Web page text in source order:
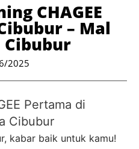
CHAGEE
– Mal
2025
Pertama di
Cibubur
kabar baik untuk kamu!